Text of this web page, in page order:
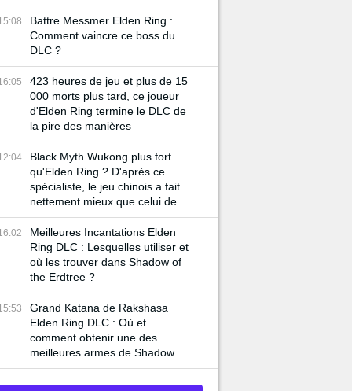
Battre Messmer Elden Ring :
Comment vaincre ce boss du
DLC ?
423 heures de jeu et plus de 15
000 morts plus tard, ce joueur
d'Elden Ring termine le DLC de
la pire des manières
Black Myth Wukong plus fort
qu'Elden Ring ? D'après ce
spécialiste, le jeu chinois a fait
nettement mieux que celui de
FromSoftware sur ce point
Meilleures Incantations Elden
Ring DLC : Lesquelles utiliser et
où les trouver dans Shadow of
the Erdtree ?
Grand Katana de Rakshasa
Elden Ring DLC : Où et
comment obtenir une des
meilleures armes de Shadow of
the Erdtree ?